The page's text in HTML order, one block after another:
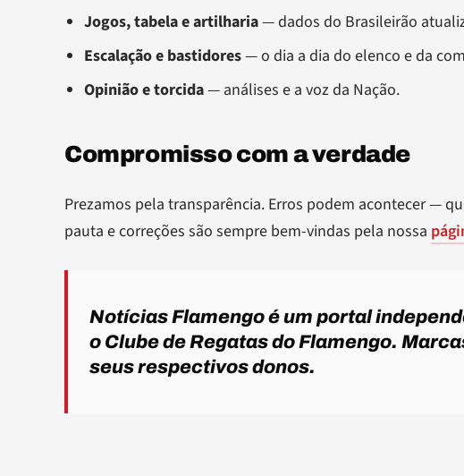
Jogos, tabela e artilharia— dados do Brasileirão
Escalação e bastidores— o dia a dia do elenco e da
Opinião e torcida— análises e a voz da Nação.
Compromisso com a verdade
Prezamos pela transparência. Erros podem acontecer —
pauta e correções são sempre bem-vindas pela nossa
Notícias Flamengo é um portal
o Clube de Regatas do Flamengo.
seus respectivos donos.